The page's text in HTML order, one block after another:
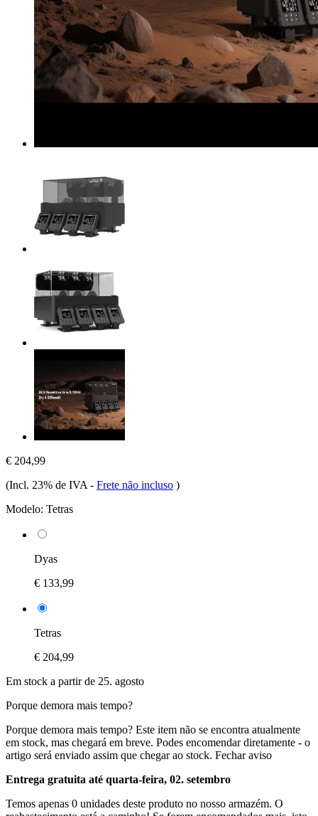
€ 204,99
(Incl. 23% de IVA - Frete não incluso )
Modelo: Tetras
Dyas
€ 133,99
Tetras
€ 204,99
Em stock a partir de 25. agosto
Porque demora mais tempo?
Porque demora mais tempo? Este item não se encontra atualmente
em stock, mas chegará em breve. Podes encomendar diretamente - o
artigo será enviado assim que chegar ao stock. Fechar aviso
Entrega gratuita até quarta-feira, 02. setembro
Temos apenas 0 unidades deste produto no nosso armazém. O